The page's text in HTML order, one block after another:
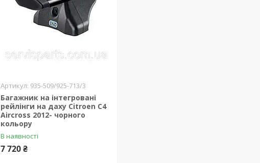
935-509/925-713/3
Багажник на інтегровані
рейлінги на даху Citroen C4
Aircross 2012- чорного
кольору
В наявності
7 720 ₴